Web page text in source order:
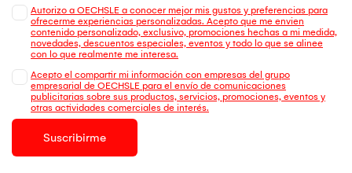
Autorizo a OECHSLE a conocer mejor mis gustos y preferencias para
ofrecerme experiencias personalizadas. Acepto que me envien
contenido personalizado, exclusivo, promociones hechas a mi medida,
novedades, descuentos especiales, eventos y todo lo que se alinee
con lo que realmente me interesa.
Acepto el compartir mi información con empresas del grupo
empresarial de OECHSLE para el envío de comunicaciones
publicitarias sobre sus productos, servicios, promociones, eventos y
otras actividades comerciales de interés.
Suscribirme